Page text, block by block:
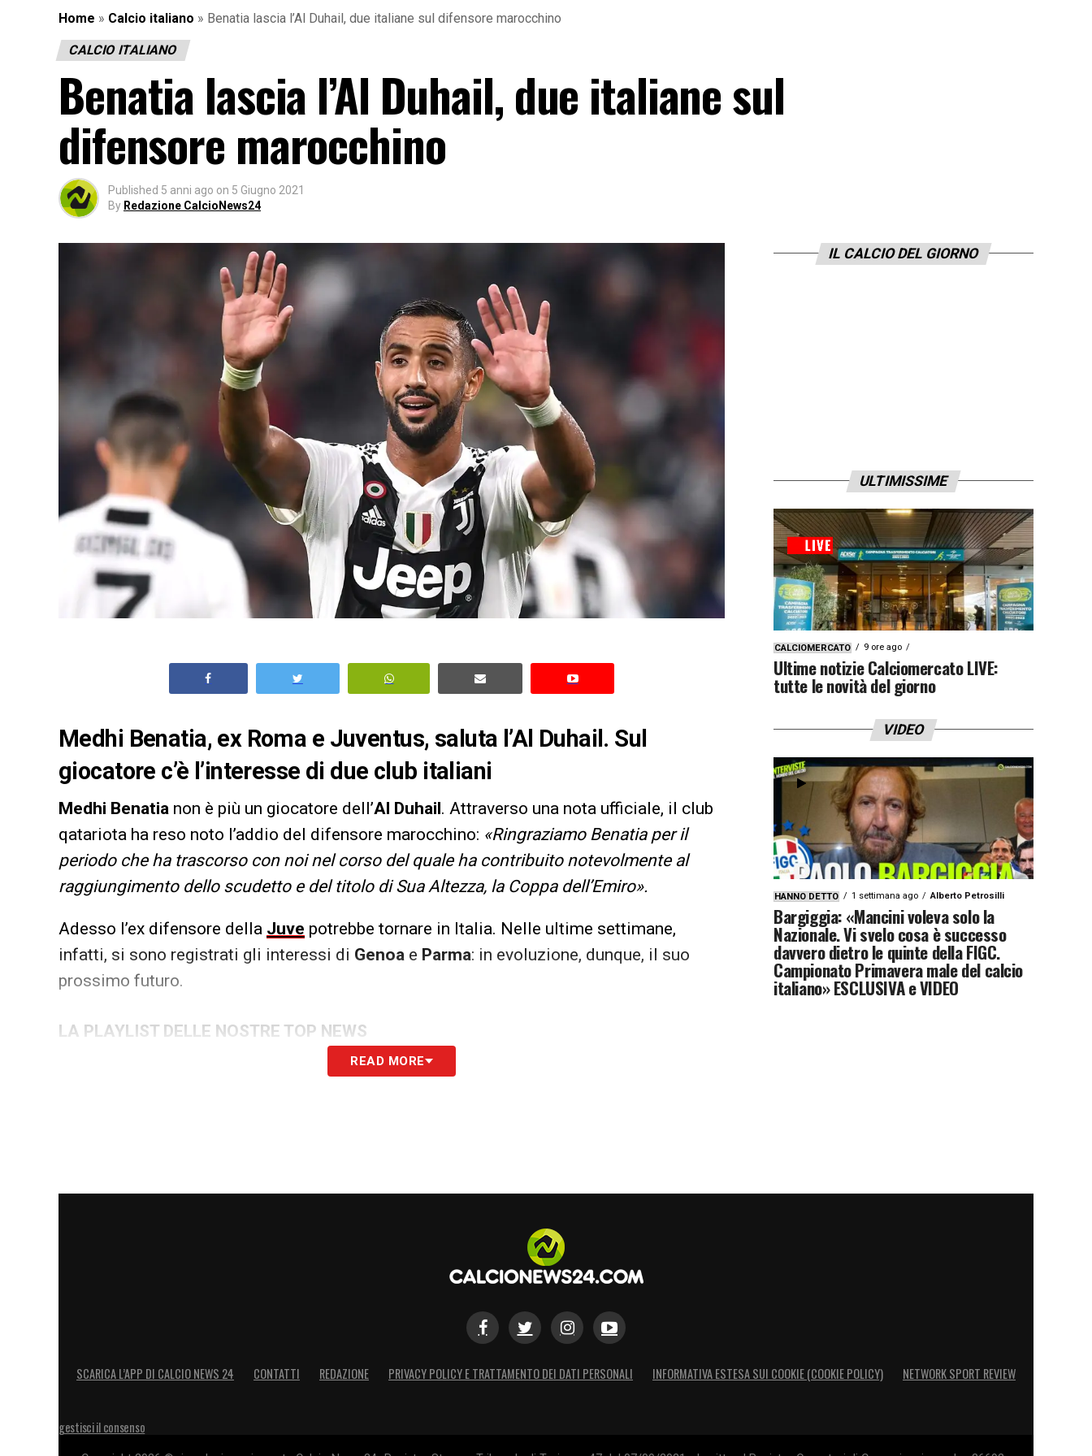
Home » Calcio italiano » Benatia lascia l’Al Duhail, due italiane sul difensore marocchino
CALCIO ITALIANO
Benatia lascia l’Al Duhail, due italiane sul
difensore marocchino
Published 5 anni ago on 5 Giugno 2021
By Redazione CalcioNews24
Medhi Benatia, ex Roma e Juventus, saluta l’Al Duhail. Sul
giocatore c’è l’interesse di due club italiani
Medhi Benatia non è più un giocatore dell’Al Duhail . Attraverso una nota ufficiale, il club
qatariota ha reso noto l’addio del difensore marocchino: «Ringraziamo Benatia per il
periodo che ha trascorso con noi nel corso del quale ha contribuito notevolmente al
raggiungimento dello scudetto e del titolo di Sua Altezza, la Coppa dell’Emiro».
Adesso l’ex difensore della Juve potrebbe tornare in Italia. Nelle ultime settimane,
infatti, si sono registrati gli interessi di Genoa e Parma: in evoluzione, dunque, il suo
prossimo futuro.
LA PLAYLIST DELLE NOSTRE TOP NEWS
READ MORE
IL CALCIO DEL GIORNO
ULTIMISSIME
CALCIOMERCATO 9 ore ago
Ultime notizie Calciomercato LIVE:
tutte le novità del giorno
VIDEO
HANNO DETTO 1 settimana ago Alberto Petrosilli
Bargiggia: «Mancini voleva solo la
Nazionale. Vi svelo cosa è successo
davvero dietro le quinte della FIGC.
Campionato Primavera male del calcio
italiano» ESCLUSIVA e VIDEO
SCARICA L’APP DI CALCIO NEWS 24 CONTATTI REDAZIONE PRIVACY POLICY E TRATTAMENTO DEI DATI PERSONALI INFORMATIVA ESTESA SUI COOKIE (COOKIE POLICY) NETWORK SPORT REVIEW
gestisci il consenso